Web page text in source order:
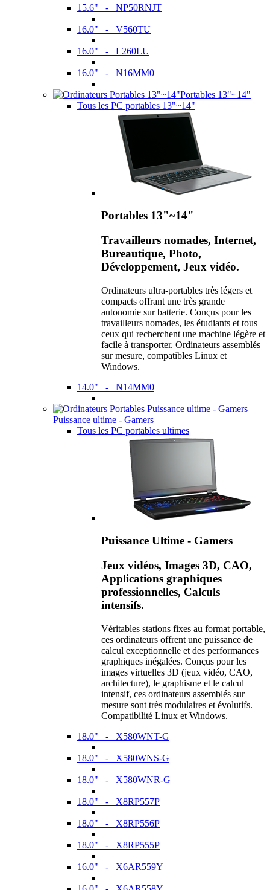
15.6" - NP50RNJT
16.0" - V560TU
16.0" - L260LU
16.0" - N16MM0
Portables 13"~14"
Tous les PC portables 13"~14"
Portables 13"~14"
Travailleurs nomades, Internet,
Bureautique, Photo,
Développement, Jeux vidéo.
Ordinateurs ultra-portables très légers et
compacts offrant une très grande
autonomie sur batterie. Conçus pour les
travailleurs nomades, les étudiants et tous
ceux qui recherchent une machine légère et
facile à transporter. Ordinateurs assemblés
sur mesure, compatibles Linux et
Windows.
14.0" - N14MM0
Puissance ultime - Gamers
Tous les PC portables ultimes
Puissance Ultime - Gamers
Jeux vidéos, Images 3D, CAO,
Applications graphiques
professionnelles, Calculs
intensifs.
Véritables stations fixes au format portable,
ces ordinateurs offrent une puissance de
calcul exceptionnelle et des performances
graphiques inégalées. Conçus pour les
images virtuelles 3D (jeux vidéo, CAO,
architecture), le graphisme et le calcul
intensif, ces ordinateurs assemblés sur
mesure sont très modulaires et évolutifs.
Compatibilité Linux et Windows.
18.0" - X580WNT-G
18.0" - X580WNS-G
18.0" - X580WNR-G
18.0" - X8RP557P
18.0" - X8RP556P
18.0" - X8RP555P
16.0" - X6AR559Y